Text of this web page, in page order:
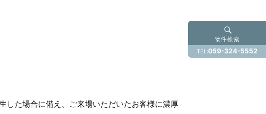
した場合に備え、ご来場いただいたお客様に濃厚
物件検索
TEL:059-324-5552